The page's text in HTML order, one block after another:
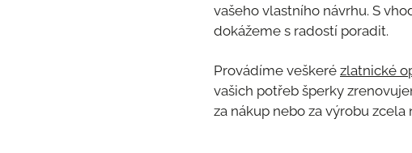
vašeho vlastního návrhu. S
dokážeme s radostí poradit.
Provádíme veškeré zlatnické
vašich potřeb šperky
za nákup nebo za výrobu zcela